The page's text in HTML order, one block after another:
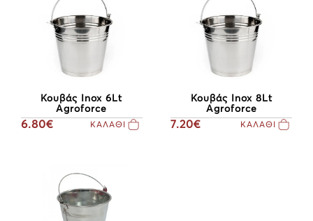
Κουβάς Inox 6Lt
Agroforce
6.80€ ΚΑΛΑΘΙ
Κουβάς Inox 8Lt
Agroforce
7.20€ ΚΑΛΑΘΙ